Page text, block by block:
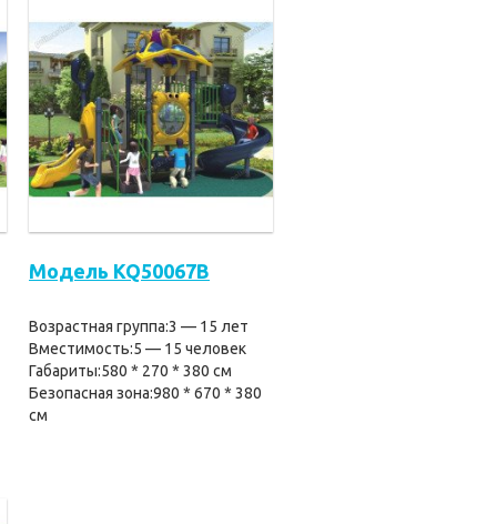
Модель KQ50067B
Возрастная группа:3 — 15 лет
Вместимость:5 — 15 человек
Габариты:580 * 270 * 380 см
Безопасная зона:980 * 670 * 380
см